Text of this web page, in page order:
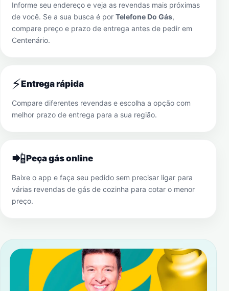
Informe seu endereço e veja as revendas mais próximas
de você. Se a sua busca é por Telefone Do Gás,
compare preço e prazo de entrega antes de pedir em
Centenário.
⚡Entrega rápida
Compare diferentes revendas e escolha a opção com
melhor prazo de entrega para a sua região.
📲Peça gás online
Baixe o app e faça seu pedido sem precisar ligar para
várias revendas de gás de cozinha para cotar o menor
preço.